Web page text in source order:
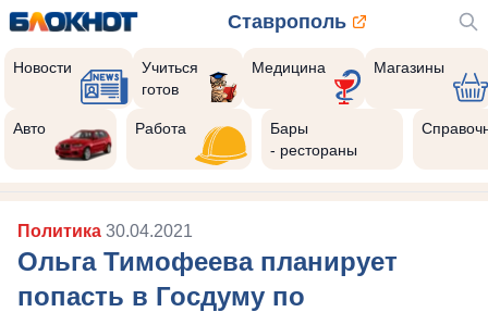
Ставрополь
Новости
Учиться
готов
Медицина Магазины
Авто Работа
Бары
- рестораны
Политика 30.04.2021
Ольга Тимофеева планирует
попасть в Госдуму по